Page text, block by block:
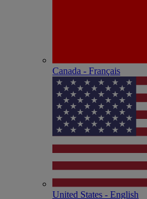
Canada - Français
United States - English